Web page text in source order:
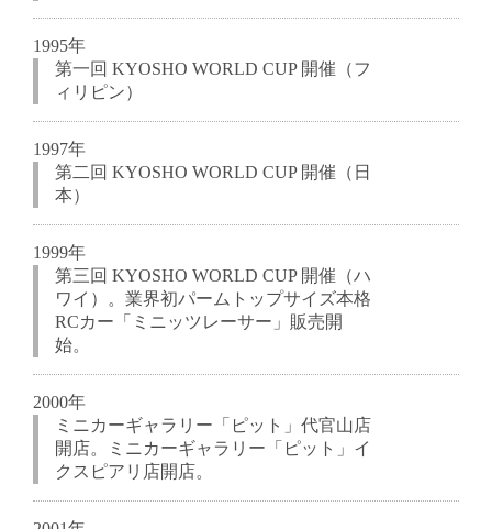
1995年
第一回 KYOSHO WORLD CUP 開催（フ
ィリピン）
1997年
第二回 KYOSHO WORLD CUP 開催（日
本）
1999年
第三回 KYOSHO WORLD CUP 開催（ハ
ワイ）。業界初パームトップサイズ本格
RCカー「ミニッツレーサー」販売開
始。
2000年
ミニカーギャラリー「ピット」代官山店
開店。ミニカーギャラリー「ピット」イ
クスピアリ店開店。